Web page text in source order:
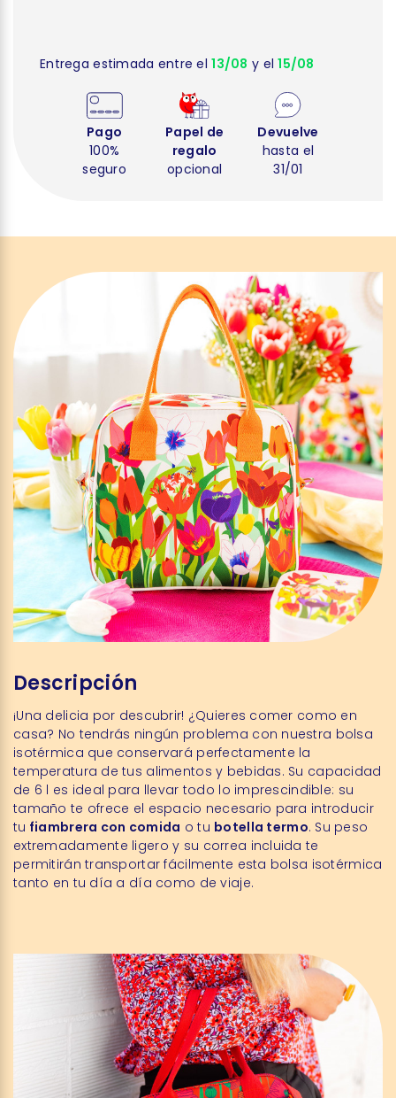
Entrega estimada entre el13/08 y el15/08
Pago
100%
seguro
Papel de
regalo
opcional
Devuelve
hasta el
31/01
Descripción
¡Una delicia por descubrir! ¿Quieres comer como en
casa? No tendrás ningún problema con nuestra bolsa
isotérmica que conservará perfectamente la
temperatura de tus alimentos y bebidas. Su capacidad
de 6 l es ideal para llevar todo lo imprescindible: su
tamaño te ofrece el espacio necesario para introducir
tu fiambrera con comida o tu botella termo. Su peso
extremadamente ligero y su correa incluida te
permitirán transportar fácilmente esta bolsa isotérmica
tanto en tu día a día como de viaje.